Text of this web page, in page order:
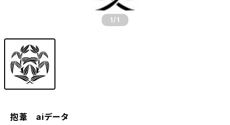
1 /1
抱葦 aiデータ